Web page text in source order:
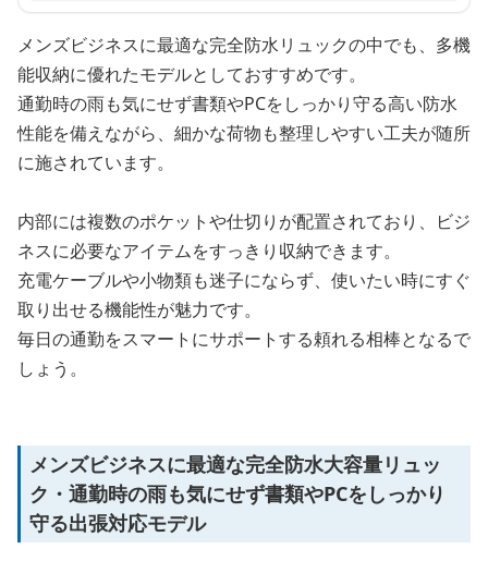
メンズビジネスに最適な完全防水リュックの中でも、多機
能収納に優れたモデルとしておすすめです。
通勤時の雨も気にせず書類やPCをしっかり守る高い防水
性能を備えながら、細かな荷物も整理しやすい工夫が随所
に施されています。
内部には複数のポケットや仕切りが配置されており、ビジ
ネスに必要なアイテムをすっきり収納できます。
充電ケーブルや小物類も迷子にならず、使いたい時にすぐ
取り出せる機能性が魅力です。
毎日の通勤をスマートにサポートする頼れる相棒となるで
しょう。
メンズビジネスに最適な完全防水大容量リュッ
ク・通勤時の雨も気にせず書類やPCをしっかり
守る出張対応モデル